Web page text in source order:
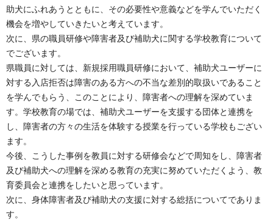
助犬にふれあうとともに、その必要性や意義などを学んでいただく
機会を増やしていきたいと考えています。
次に、県の職員研修や障害者及び補助犬に関する学校教育について
でございます。
県職員に対しては、新規採用職員研修において、補助犬ユーザーに
対する入店拒否は障害のある方への不当な差別的取扱いであること
を学んでもらう、このことにより、障害者への理解を深めていま
す。学校教育の場では、補助犬ユーザーを支援する団体と連携を
し、障害者の方々の生活を体験する授業を行っている学校もござい
ます。
今後、こうした事例を教員に対する研修会などで周知をし、障害者
及び補助犬への理解を深める教育の充実に努めていただくよう、教
育委員会と連携をしたいと思っています。
次に、身体障害者及び補助犬の支援に対する総括についてでありま
す。